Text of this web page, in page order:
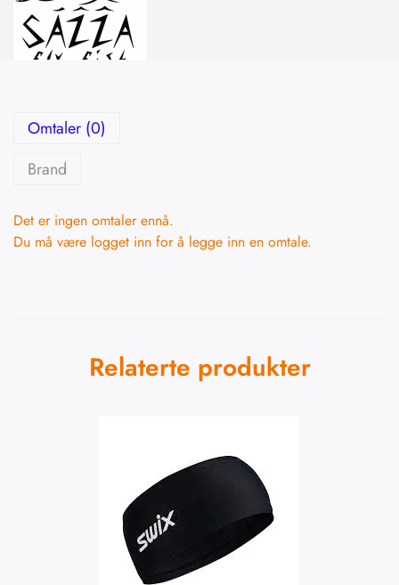
Omtaler (0)
Brand
Det er ingen omtaler ennå.
Du må være logget inn for å legge inn en omtale.
Relaterte produkter